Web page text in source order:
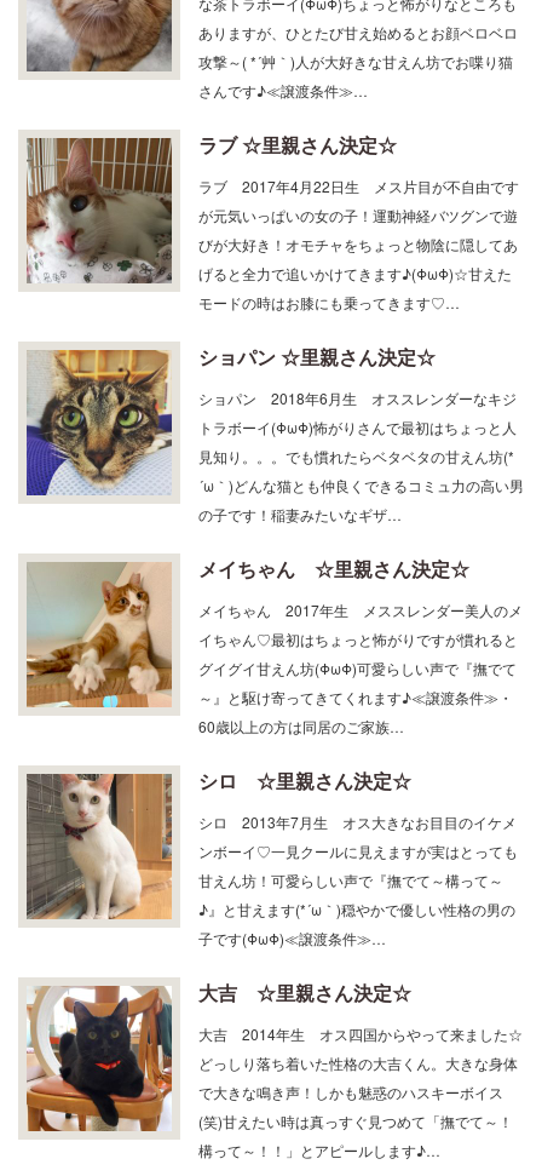
な茶トラボーイ(ΦωΦ)ちょっと怖がりなところも
ありますが、ひとたび甘え始めるとお顔ベロベロ
攻撃～( *´艸｀)人が大好きな甘えん坊でお喋り猫
さんです♪≪譲渡条件≫…
ラブ ☆里親さん決定☆
ラブ 2017年4月22日生 メス片目が不自由です
が元気いっぱいの女の子！運動神経バツグンで遊
びが大好き！オモチャをちょっと物陰に隠してあ
げると全力で追いかけてきます♪(ΦωΦ)☆甘えた
モードの時はお膝にも乗ってきます♡…
ショパン ☆里親さん決定☆
ショパン 2018年6月生 オススレンダーなキジ
トラボーイ(ΦωΦ)怖がりさんで最初はちょっと人
見知り。。。でも慣れたらベタベタの甘えん坊(*
´ω｀)どんな猫とも仲良くできるコミュ力の高い男
の子です！稲妻みたいなギザ…
メイちゃん ☆里親さん決定☆
メイちゃん 2017年生 メススレンダー美人のメ
イちゃん♡最初はちょっと怖がりですが慣れると
グイグイ甘えん坊(ΦωΦ)可愛らしい声で『撫でて
～』と駆け寄ってきてくれます♪≪譲渡条件≫・
60歳以上の方は同居のご家族…
シロ ☆里親さん決定☆
シロ 2013年7月生 オス大きなお目目のイケメ
ンボーイ♡一見クールに見えますが実はとっても
甘えん坊！可愛らしい声で『撫でて～構って～
♪』と甘えます(*´ω｀)穏やかで優しい性格の男の
子です(ΦωΦ)≪譲渡条件≫…
大吉 ☆里親さん決定☆
大吉 2014年生 オス四国からやって来ました☆
どっしり落ち着いた性格の大吉くん。大きな身体
で大きな鳴き声！しかも魅惑のハスキーボイス
(笑)甘えたい時は真っすぐ見つめて「撫でて～！
構って～！！」とアピールします♪…